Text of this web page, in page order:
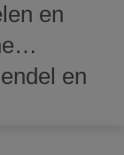
en
en
PGM-